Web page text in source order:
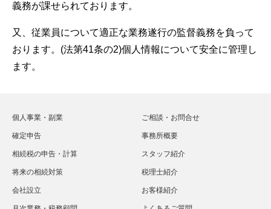
義務が課せられております。
又、従業員について適正な業務遂行の監督義務を負って
おります。(法第41条の2)個人情報について安全に管理し
ます。
個人事業・副業
確定申告
相続税の申告・計算
将来の相続対策
会社設立
ご相談・お問合せ
事務所概要
スタッフ紹介
税理士紹介
お客様紹介